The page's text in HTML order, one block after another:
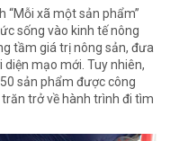
“Mỗi xã một sản phẩm”
sống vào kinh tế nông
tầm giá trị nông sản, đưa
mạo mới. Tuy nhiên,
sản phẩm được công
trở về hành trình đi tìm